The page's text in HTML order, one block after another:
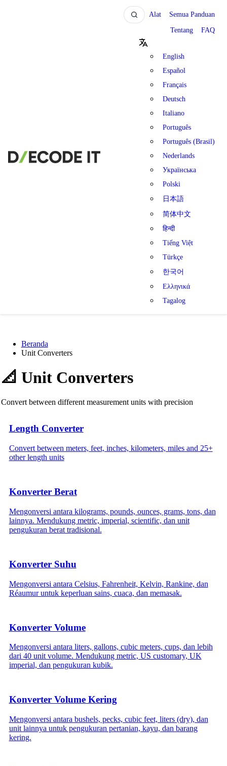
Alat Semua Panduan
Tentang FAQ
English
Español
Français
Deutsch
Italiano
Português
Português (Brasil)
Nederlands
Українська
Polski
日本語
简体中文
हिन्दी
Tiếng Việt
Türkçe
한국어
Ελληνικά
Tagalog
Beranda
Unit Converters
📐 Unit Converters
Convert between different measurement units with precision
Length Converter
Convert between meters, feet, inches, kilometers, miles and 25+
other length units
Konverter Berat
Mengonversi antara kilograms, pounds, ounces, grams, tons, dan
lainnya. Mendukung metric, imperial, scientific, dan unit
pengukuran berat tradisional.
Konverter Suhu
Mengonversi antara Celsius, Fahrenheit, Kelvin, Rankine, dan
Réaumur untuk keperluan sains, cuaca, dan memasak.
Konverter Volume
Mengonversi antara liters, gallons, cubic meters, cups, dan lebih
dari 40 unit volume. Mendukung metric, US customary, UK
imperial, dan pengukuran kubik.
Konverter Volume Kering
Mengonversi antara bushels, pecks, cubic feet, liters (dry), dan
unit lainnya untuk pengukuran pertanian, kayu, dan barang
kering.